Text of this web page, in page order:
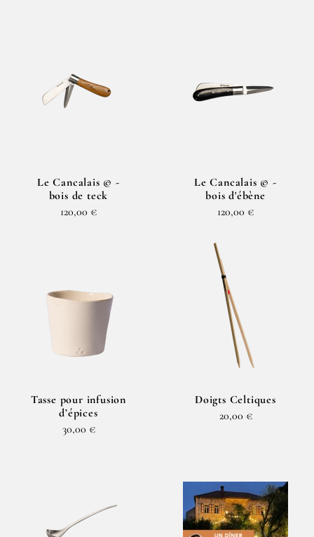
Le Cancalais © -
bois de teck
120,00 €
Le Cancalais © -
bois d'ébène
120,00 €
Tasse pour infusion
d’épices
30,00 €
Doigts Celtiques
20,00 €